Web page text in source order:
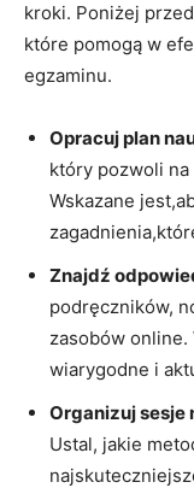
kroki. Poniżej
które pomogą w
egzaminu.
Opracuj plan
który pozwoli
Wskazane
Znajdź
podręczników,
zasobów online.
wiarygodne i
Organizuj sesje
Ustal, jakie